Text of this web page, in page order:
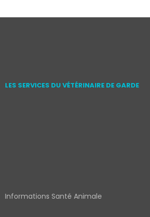
LES SERVICES DU VÉTÉRINAIRE DE GARDE
Informations Santé Animale